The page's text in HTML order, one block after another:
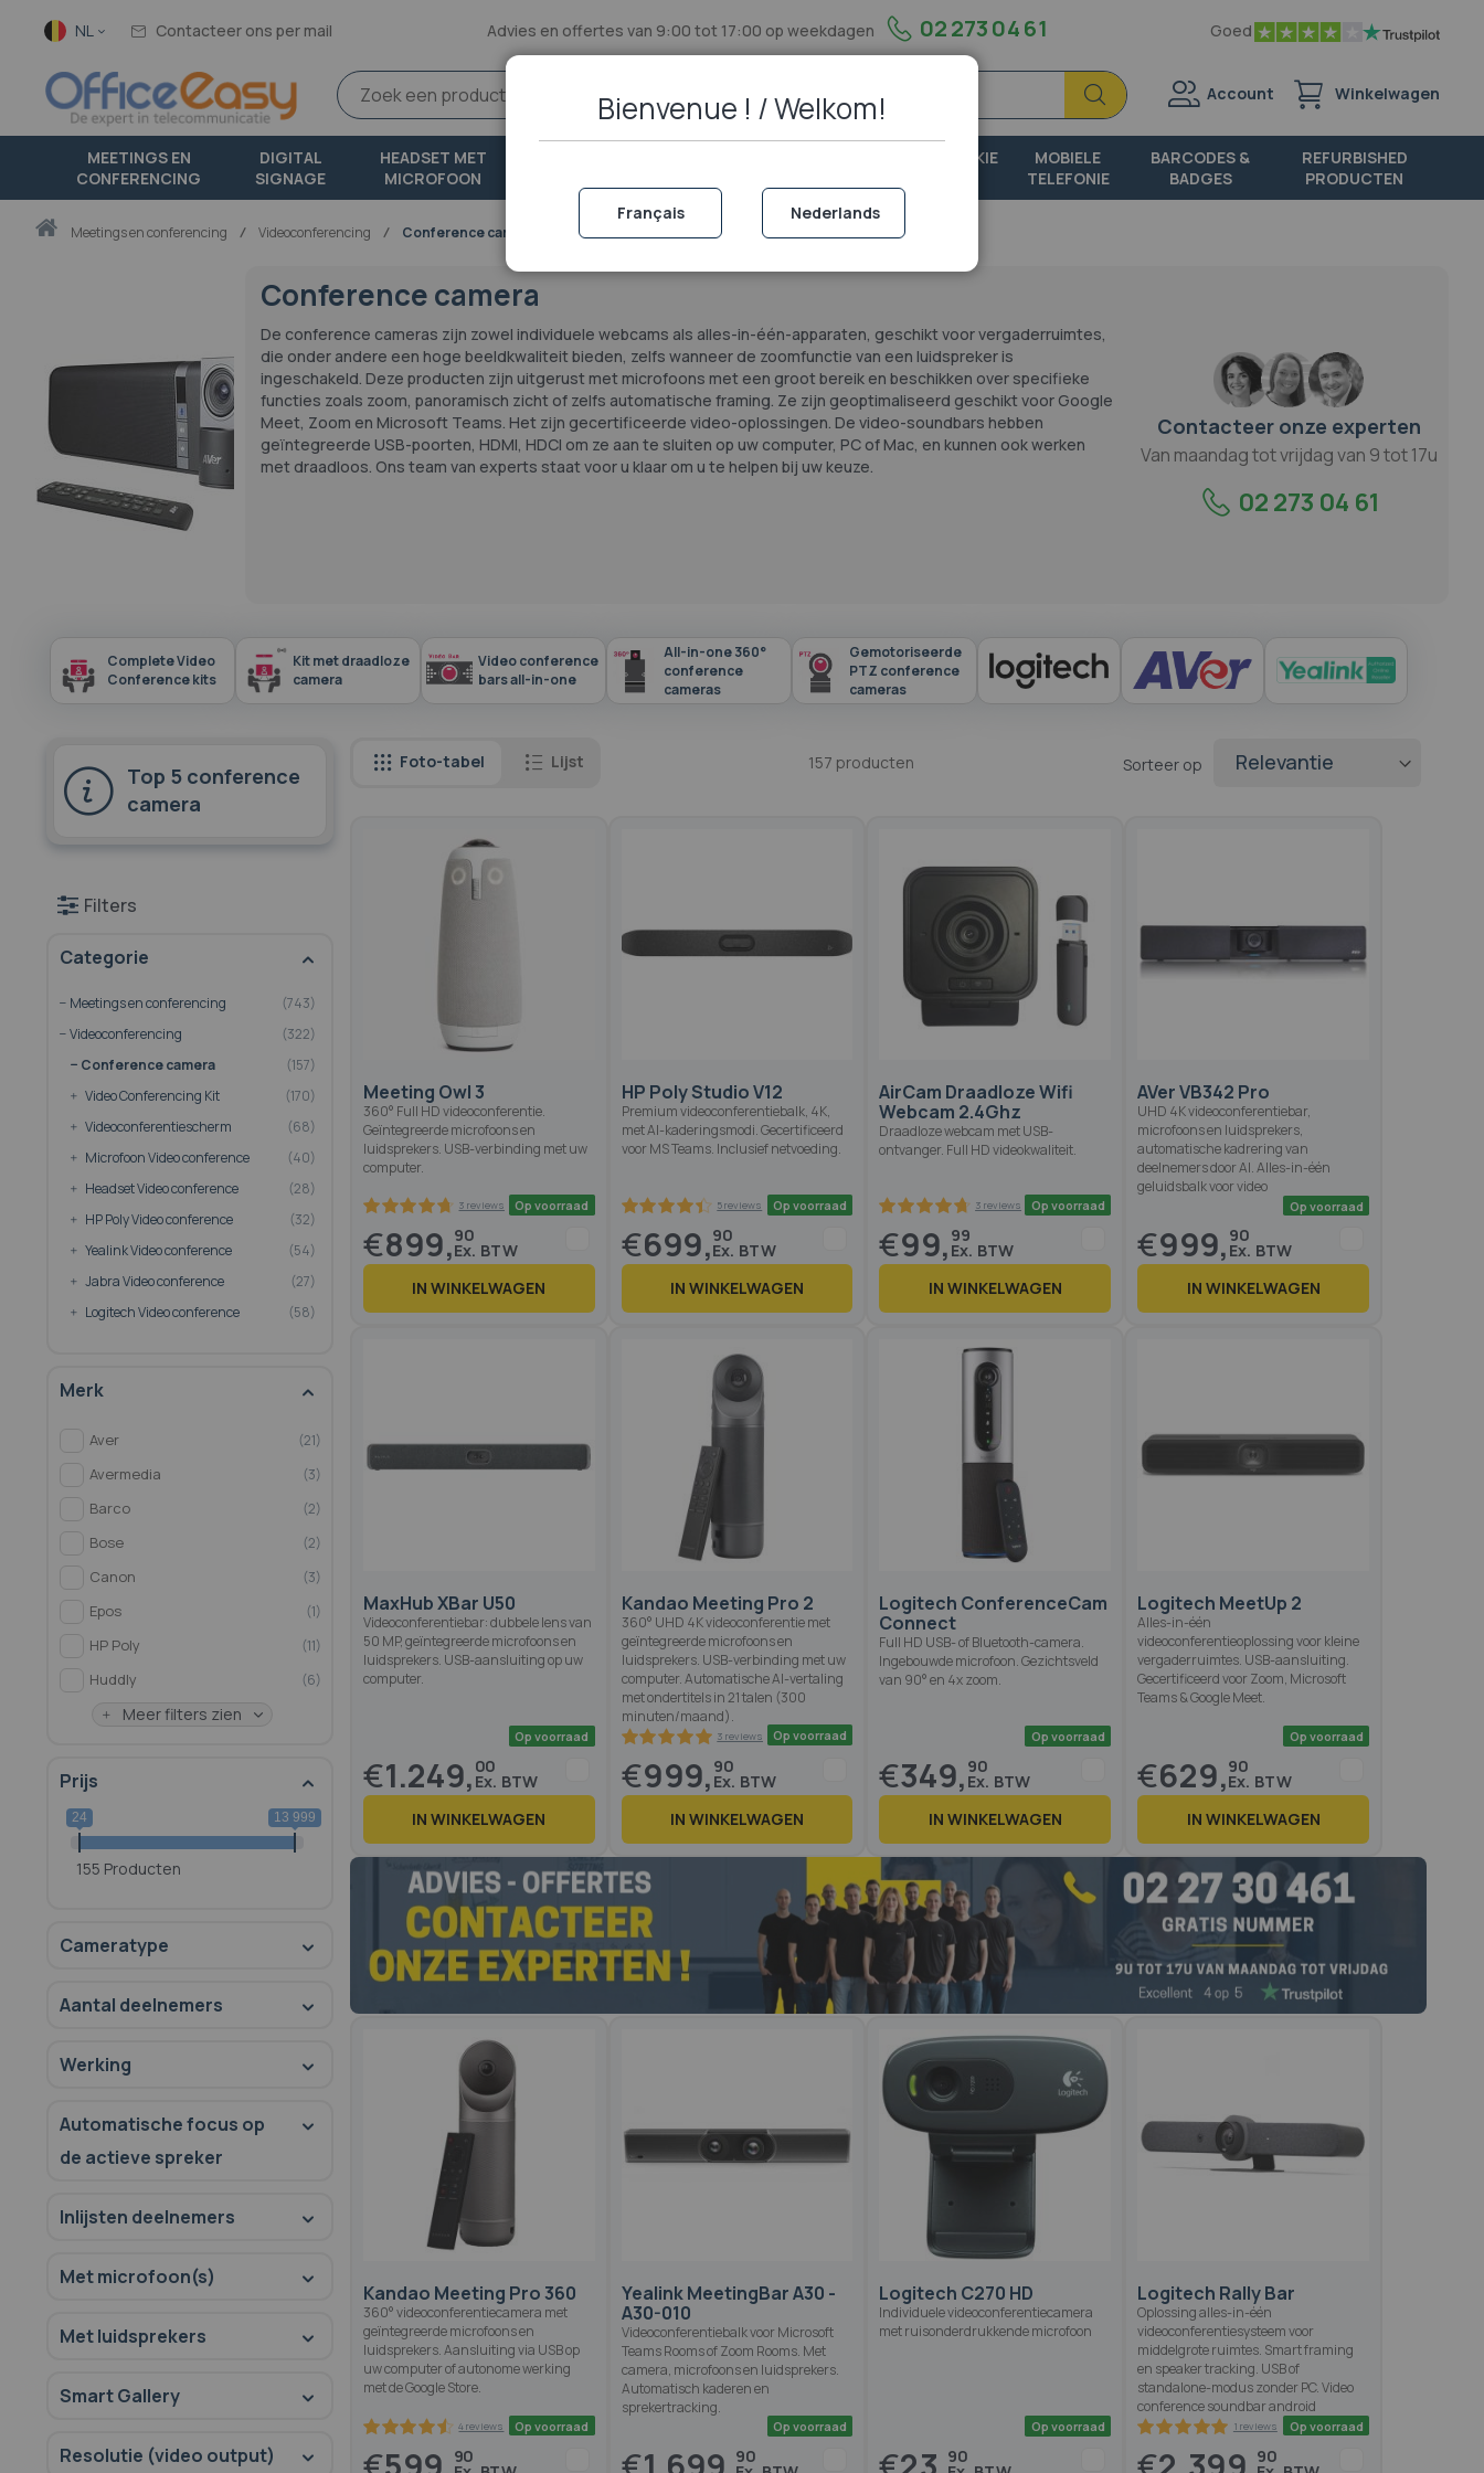
Taal NL Contacteer ons per mail Advies en offertes van 9:00 tot 17:00 op weekdagen 02 273 04 61 Goed
Zoek
Zoek
Account Winkelwagen
MEETINGS EN
CONFERENCING
DIGITAL
SIGNAGE
HEADSET MET
MICROFOON
PORTOFOON EN WALKIE
MOBIELE
TELEFONIE
BARCODES &
BADGES
REFURBISHED
PRODUCTEN
Thuismeetings en conferencing Videoconferencing Conference camera
Conference camera
De conference cameras zijn zowel individuele webcams als alles-in-één-apparaten, geschikt voor vergaderruimtes,
die onder andere een hoge beeldkwaliteit bieden, zelfs wanneer de zoomfunctie van een luidspreker is
ingeschakeld. Deze producten zijn uitgerust met microfoons met een groot bereik en beschikken over specifieke
functies zoals zoom, panoramisch zicht of zelfs automatische framing. Ze zijn geoptimaliseerd geschikt voor Google
Meet, Zoom en Microsoft Teams. Het zijn gecertificeerde video-oplossingen. De video-soundbars hebben
geïntegreerde USB-poorten, HDMI, HDCI om ze aan te sluiten op uw computer, PC of Mac, en kunnen ook werken
met draadloos. Ons team van experts staat voor u klaar om u te helpen bij uw keuze.
Contacteer onze experten
Van maandag tot vrijdag van 9 tot 17u
02 273 04 61
Complete Video
Conference kits
Kit met draadloze
camera
Video conference
bars all-in-one
All-in-one 360°
conference
cameras
Gemotoriseerde
PTZ conference
cameras
Foto-tabel Lijst 157 producten Sorteer op
Meeting Owl 3
360° Full HD videoconferentie.
Geïntegreerde microfoons en
luidsprekers. USB-verbinding met uw
computer.
€899,90
IN WINKELWAGEN
HP Poly Studio V12
Premium videoconferentiebalk, 4K,
met AI-kaderingsmodi. Gecertificeerd
voor MS Teams. Inclusief netvoeding.
% of100
€699,90
IN WINKELWAGEN
AirCam Draadloze Wifi
Webcam 2.4Ghz
Draadloze webcam met USB-
ontvanger. Full HD videokwaliteit.
93.4
% of100
€99, 99
IN WINKELWAGEN
AVer VB342 Pro
UHD 4K videoconferentiebar,
microfoons en luidsprekers,
automatische kadrering van
deelnemers door AI. Alles-in-één
geluidsbalk voor video
€999, 90
IN WINKELWAGEN
MaxHub XBar U50
Videoconferentiebar: dubbele lens van
50 MP, geïntegreerde microfoons en
luidsprekers. USB-aansluiting op uw
computer.
Op voorraad
€1.249, 00
IN WINKELWAGEN
Kandao Meeting Pro 2
360° UHD 4K videoconferentie met
geïntegreerde microfoons en
luidsprekers. USB-verbinding met uw
computer. Automatische AI-vertaling
met ondertitels in 21 talen (300
minuten/maand).
100
% of
3 reviews Op voorraad
€999, 90
IN WINKELWAGEN
Logitech ConferenceCam
Connect
Full HD USB- of Bluetooth-camera.
Ingebouwde microfoon. Gezichtsveld
van 90° en 4x zoom.
Op voorraad
€349, 90
IN WINKELWAGEN
Logitech MeetUp 2
Alles-in-één
videoconferentieoplossing voor kleine
vergaderruimtes. USB-aansluiting.
Gecertificeerd voor Zoom, Microsoft
Teams & Google Meet.
€629,90
IN WINKELWAGEN
Kandao Meeting Pro 360
360° videoconferentiecamera met
geïntegreerde microfoons en
luidsprekers. Aansluiting via USB op
uw computer of autonome werking
met de Google Store.
90
Yealink MeetingBar A30 -
A30-010
Videoconferentiebalk voor Microsoft
Teams Rooms of Zoom Rooms. Met
camera, microfoons en luidsprekers.
Automatisch kaderen en
sprekertracking.
90
Logitech C270 HD
Individuele videoconferentiecamera
met ruisonderdrukkende microfoon
90
Logitech Rally Bar
Oplossing alles-in-één
videoconferentiesysteem voor
middelgrote ruimtes. Smart framing
en speaker tracking. USB of
standalone-modus zonder PC. Video
conference soundbar android
90
Top 5 conference
camera
Filters
Categorie
Meetings en conferencing
743
Videoconferencing
322
Conference camera
157
Video Conferencing Kit
170
Videoconferentiescherm
68
Microfoon Video conference
40
Headset Video conference
28
HP Poly Video conference
32
Yealink Video conference
54
Jabra Video conference
27
Logitech Video conference
58
Merk
Aver 21
Avermedia 3
Barco 2
Bose 2
Canon 3
Epos 1
HP Poly 11
Huddly 6
Meer filters zien
Prijs
24 13 999
155 Producten
Cameratype
Aantal deelnemers
Werking
Automatische focus op
de actieve spreker
Inlijsten deelnemers
Met microfoon(s)
Met luidsprekers
Smart Gallery
Resolutie (video output)
Bienvenue ! / Welkom!
Français Nederlands